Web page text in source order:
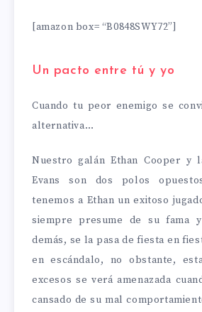
[amazon box= “B0848SWY72”]
Un pacto entre tú y yo
Cuando tu peor enemigo se
alternativa…
Nuestro galán Ethan Cooper y
Evans son dos polos
tenemos a Ethan un exitoso
siempre presume de su fama
demás, se la pasa de fiesta en
en escándalo, no obstante,
excesos se verá amenazada
cansado de su mal